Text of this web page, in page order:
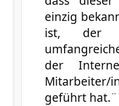
einzig
ist, der
der
geführt hat.¨